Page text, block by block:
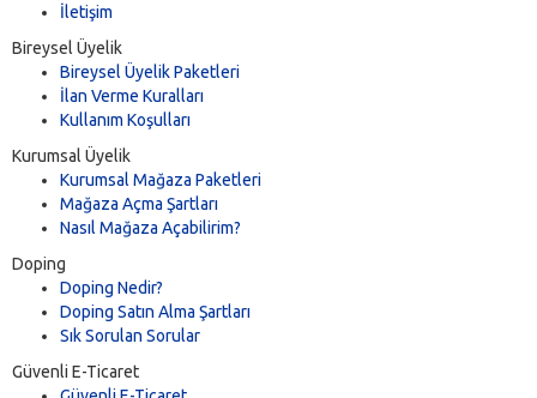
İletişim
Bireysel Üyelik
Bireysel Üyelik Paketleri
İlan Verme Kuralları
Kullanım Koşulları
Kurumsal Üyelik
Kurumsal Mağaza Paketleri
Mağaza Açma Şartları
Nasıl Mağaza Açabilirim?
Doping
Doping Nedir?
Doping Satın Alma Şartları
Sık Sorulan Sorular
Güvenli E-Ticaret